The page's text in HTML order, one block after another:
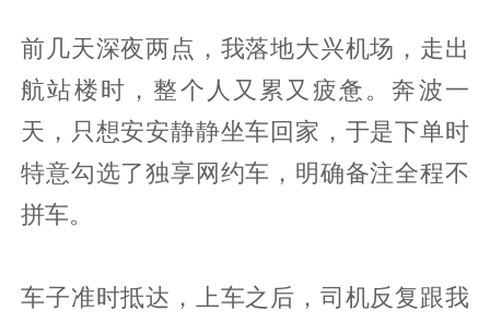
前几天深夜两点，我落地大兴机场，走出
航站楼时，整个人又累又疲惫。奔波一
天，只想安安静静坐车回家，于是下单时
特意勾选了独享网约车，明确备注全程不
拼车。
车子准时抵达，上车之后，司机反复跟我